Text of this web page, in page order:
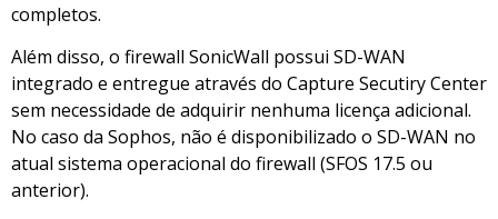
completos.
Além disso, o firewall SonicWall possui SD-WAN
integrado e entregue através do Capture Secutiry Center
sem necessidade de adquirir nenhuma licença adicional.
No caso da Sophos, não é disponibilizado o SD-WAN no
atual sistema operacional do firewall (SFOS 17.5 ou
anterior).